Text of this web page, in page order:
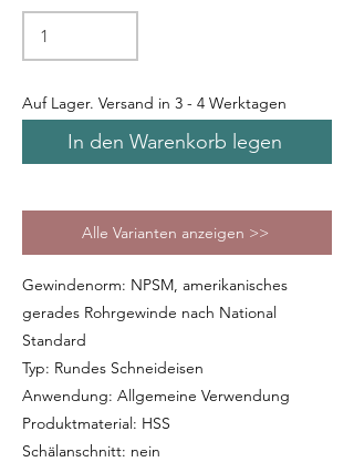
Auf Lager. Versand in 3 - 4 Werktagen
In den Warenkorb legen
Alle Varianten anzeigen >>
Gewindenorm: NPSM, amerikanisches
gerades Rohrgewinde nach National
Standard
Typ: Rundes Schneideisen
Anwendung: Allgemeine Verwendung
Produktmaterial: HSS
Schälanschnitt: nein